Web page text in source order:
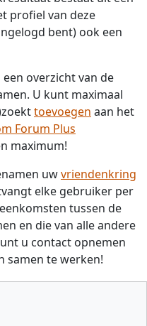
profiel van deze
bent) ook een
overzicht van de
U kunt maximaal
toevoegen aan het
Forum Plus
maximum!
uwvriendenkring
elke gebruiker per
tussen de
en die van alle andere
u contact opnemen
samen te werken!